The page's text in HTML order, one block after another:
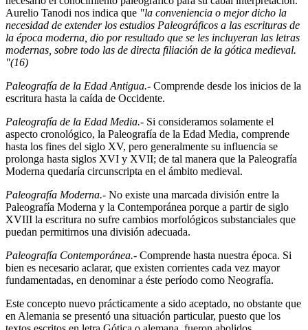
Aurelio Tanodi nos indica que "la conveniencia o mejor dicho la
necesidad de extender los estudios Paleográficos a las escrituras de
la época moderna, dio por resultado que se les incluyeran las letras
modernas, sobre todo las de directa filiación de la gótica medieval.
"(16)
Paleografía de la Edad Antigua.- Comprende desde los inicios de la
escritura hasta la caída de Occidente.
Paleografía de la Edad Media.- Si consideramos solamente el
aspecto cronológico, la Paleografía de la Edad Media, comprende
hasta los fines del siglo XV, pero generalmente su influencia se
prolonga hasta siglos XVI y XVII; de tal manera que la Paleografía
Moderna quedaría circunscripta en el ámbito medieval.
Paleografía Moderna.- No existe una marcada división entre la
Paleografía Moderna y la Contemporánea porque a partir de siglo
XVIII la escritura no sufre cambios morfológicos substanciales que
puedan permitirnos una división adecuada.
Paleografía Contemporánea.- Comprende hasta nuestra época. Si
bien es necesario aclarar, que existen corrientes cada vez mayor
fundamentadas, en denominar a éste período como Neografía.
Este concepto nuevo prácticamente a sido aceptado, no obstante que
en Alemania se presentó una situación particular, puesto que los